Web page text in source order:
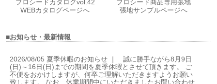
プロシードカタログvol.42
WEBカタログページへ
プロシード商品専用張地
張地サンプルページへ
■お知らせ・最新情報